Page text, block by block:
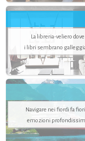
La libreria-veliero dove
i libri sembrano
Navigare nei fiordi fa
emozioni